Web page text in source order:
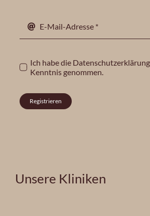
Ich habe die Datenschutzerklärung
Kenntnis genommen.
Registrieren
Unsere Kliniken